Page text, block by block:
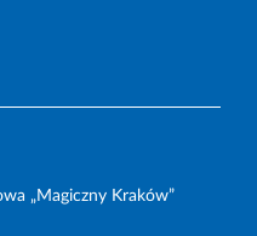
„Magiczny Kraków”